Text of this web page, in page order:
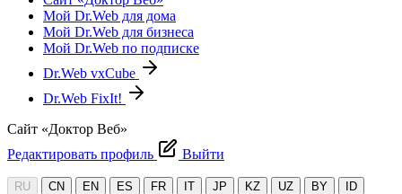
Мой Dr.Web для дома
Мой Dr.Web для бизнеса
Мой Dr.Web по подписке
Dr.Web vxCube
Dr.Web FixIt!
Сайт «Доктор Веб»
Редактировать профиль
Выйти
RU CN EN ES FR IT JP KZ UZ BY ID